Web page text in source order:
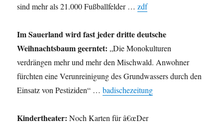
sind mehr als 21.000 Fußballfelder …zdf
Im Sauerland wird fast jeder dritte deutsche
Weihnachtsbaum geerntet: „Die Monokulturen
verdrängen mehr und mehr den Mischwald. Anwohner
fürchten eine Verunreinigung des Grundwassers durch den
Einsatz von Pestiziden“ …badischezeitung
Kindertheater: Noch Karten für â€œDer